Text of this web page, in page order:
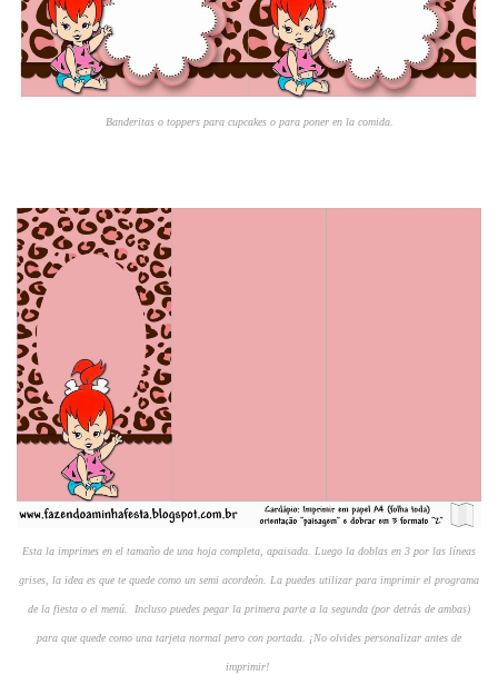
Banderitas o toppers para cupcakes o para poner en la comida.
Esta la imprimes en el tamaño de una hoja completa, apaisada. Luego la doblas en 3 por las líneas
grises, la idea es que te quede como un semi acordeón. La puedes utilizar para imprimir el programa
de la fiesta o el menú. Incluso puedes pegar la primera parte a la segunda (por detrás de ambas)
para que quede como una tarjeta normal pero con portada. ¡No olvides personalizar antes de
imprimir!